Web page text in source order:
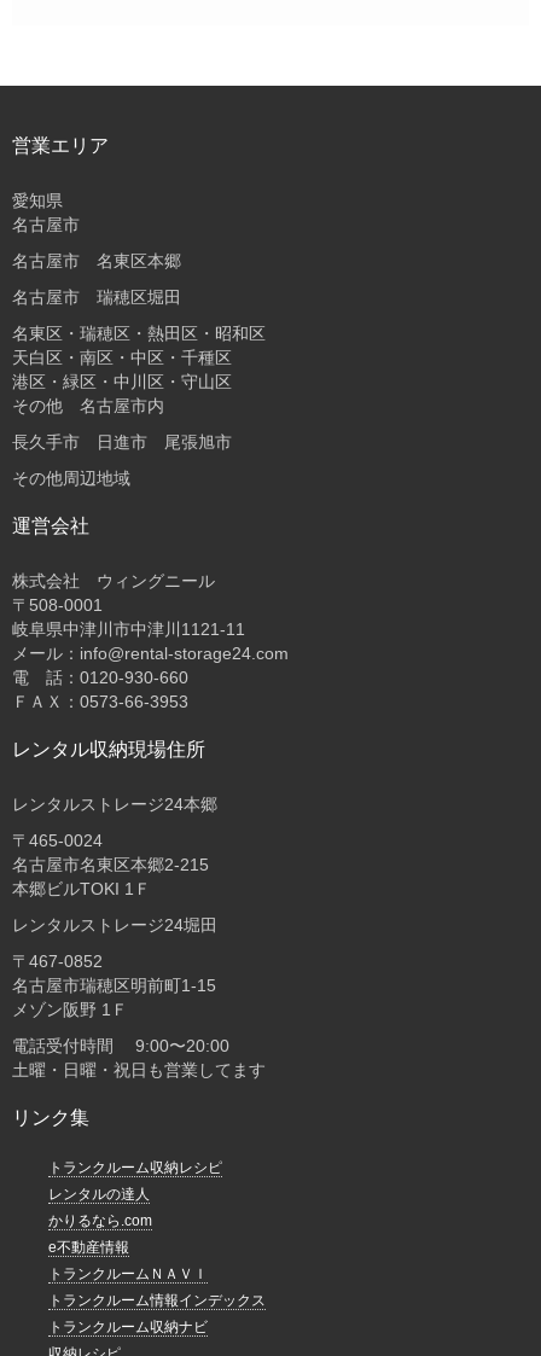
営業エリア
愛知県
名古屋市
名古屋市 名東区本郷
名古屋市 瑞穂区堀田
名東区・瑞穂区・熱田区・昭和区
天白区・南区・中区・千種区
港区・緑区・中川区・守山区
その他 名古屋市内
長久手市 日進市 尾張旭市
その他周辺地域
運営会社
株式会社 ウィングニール
〒508-0001
岐阜県中津川市中津川1121-11
メール：info@rental-storage24.com
電 話：0120-930-660
ＦＡＸ：0573-66-3953
レンタル収納現場住所
レンタルストレージ24本郷
〒465-0024
名古屋市名東区本郷2-215
本郷ビルTOKI 1Ｆ
レンタルストレージ24堀田
〒467-0852
名古屋市瑞穂区明前町1-15
メゾン阪野 1Ｆ
電話受付時間 9:00〜20:00
土曜・日曜・祝日も営業してます
リンク集
トランクルーム収納レシピ
レンタルの達人
かりるなら.com
e不動産情報
トランクルームＮＡＶＩ
トランクルーム情報インデックス
トランクルーム収納ナビ